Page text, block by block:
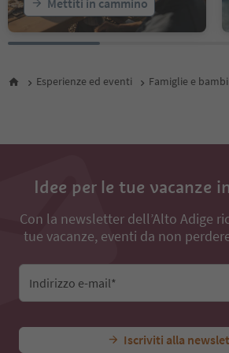
24
25
26
29
33
Mettiti in cammino
Esperienze ed eventi Famiglie e
Idee per le tue vacanze
Con la newsletter dell’Alto Adige
tue vacanze, eventi da non
Indirizzo e-mail*
Iscriviti alla